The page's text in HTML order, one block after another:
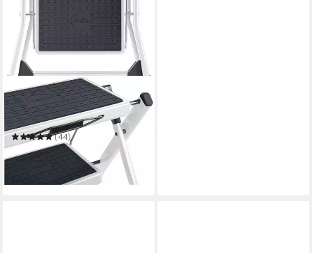
HAILO
Trittleiter MK60
StandardLine
(44)
ab 34,72 € UVP 49,99 €
lieferbar in 2 Wochen